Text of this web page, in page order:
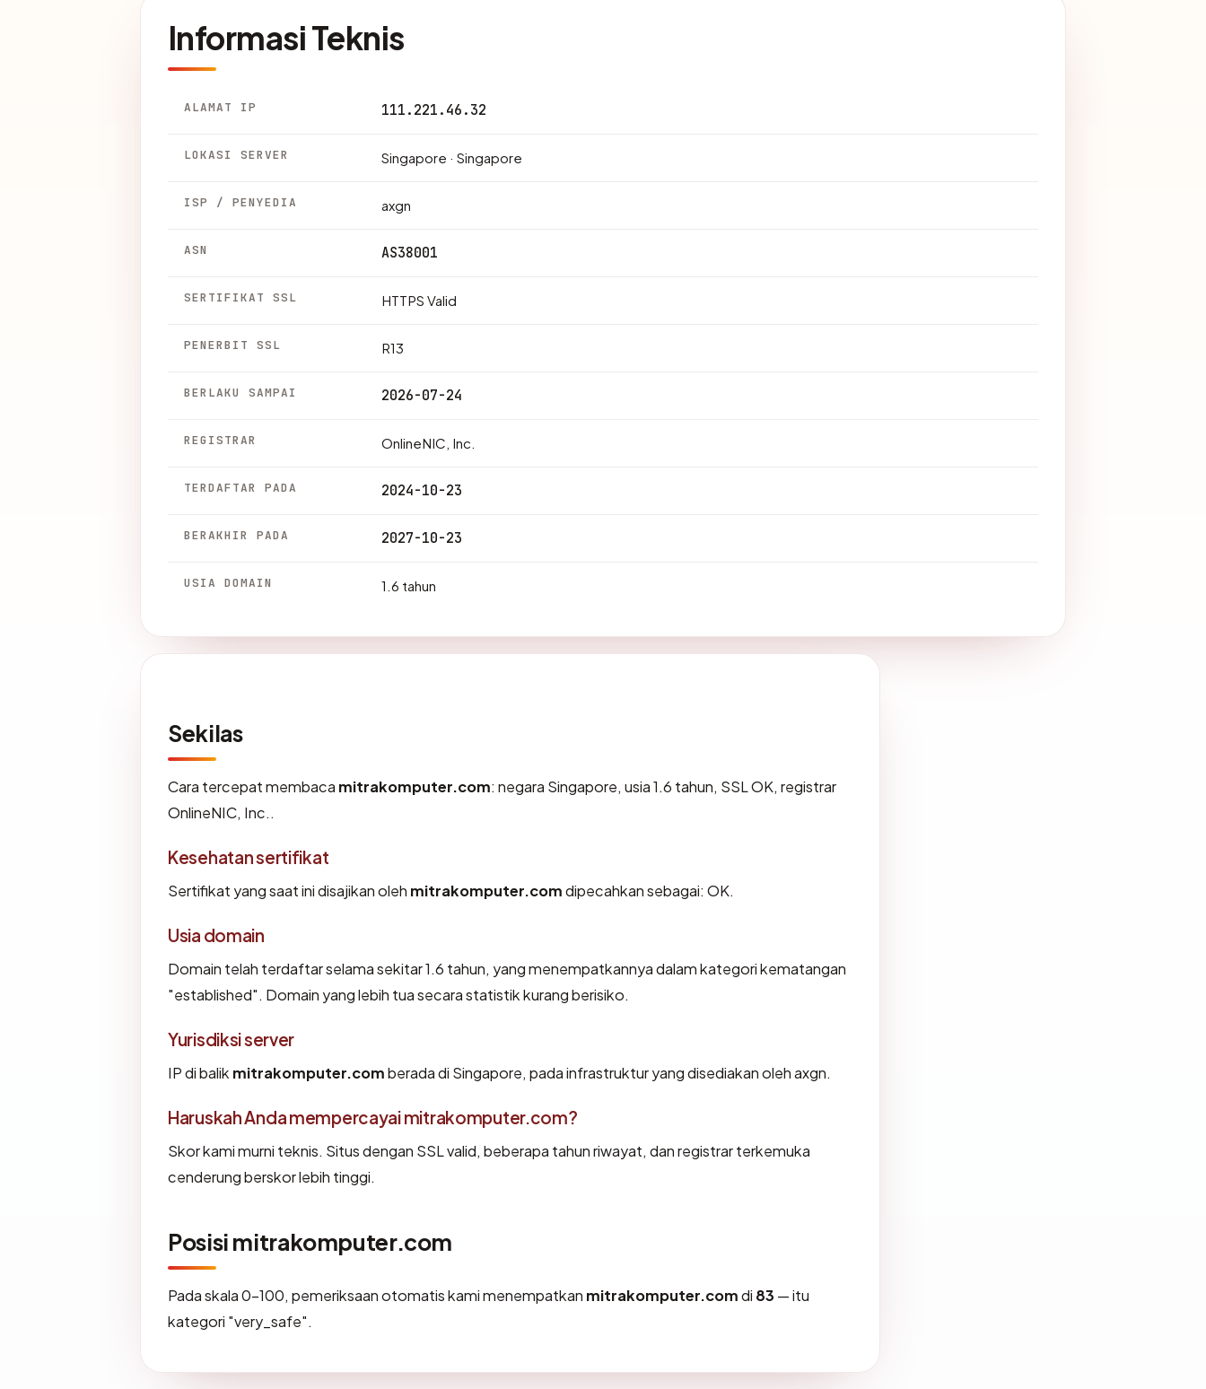
Informasi Teknis
ALAMAT IP 111.221.46.32
LOKASI SERVER Singapore · Singapore
ISP / PENYEDIA axgn
ASN AS38001
SERTIFIKAT SSL HTTPS Valid
PENERBIT SSL R13
BERLAKU SAMPAI 2026-07-24
REGISTRAR OnlineNIC, Inc.
TERDAFTAR PADA 2024-10-23
BERAKHIR PADA 2027-10-23
USIA DOMAIN 1.6 tahun
Sekilas
Cara tercepat membaca mitrakomputer.com: negara Singapore, usia 1.6 tahun, SSL OK, registrar
OnlineNIC, Inc..
Kesehatan sertifikat
Sertifikat yang saat ini disajikan oleh mitrakomputer.comdipecahkan sebagai: OK.
Usia domain
Domain telah terdaftar selama sekitar 1.6 tahun, yang menempatkannya dalam kategori kematangan
"established". Domain yang lebih tua secara statistik kurang berisiko.
Yurisdiksi server
IP di balik mitrakomputer.comberada di Singapore, pada infrastruktur yang disediakan oleh axgn.
Haruskah Anda mempercayai mitrakomputer.com?
Skor kami murni teknis. Situs dengan SSL valid, beberapa tahun riwayat, dan registrar terkemuka
cenderung berskor lebih tinggi.
Posisi mitrakomputer.com
Pada skala 0-100, pemeriksaan otomatis kami menempatkan mitrakomputer.comdi 83 — itu
kategori "very_safe".